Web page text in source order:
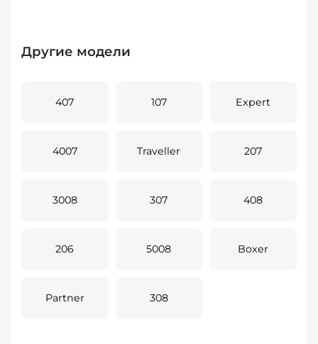
Другие модели
407 107 Expert
4007 Traveller 207
3008 307 408
206 5008 Boxer
Partner 308